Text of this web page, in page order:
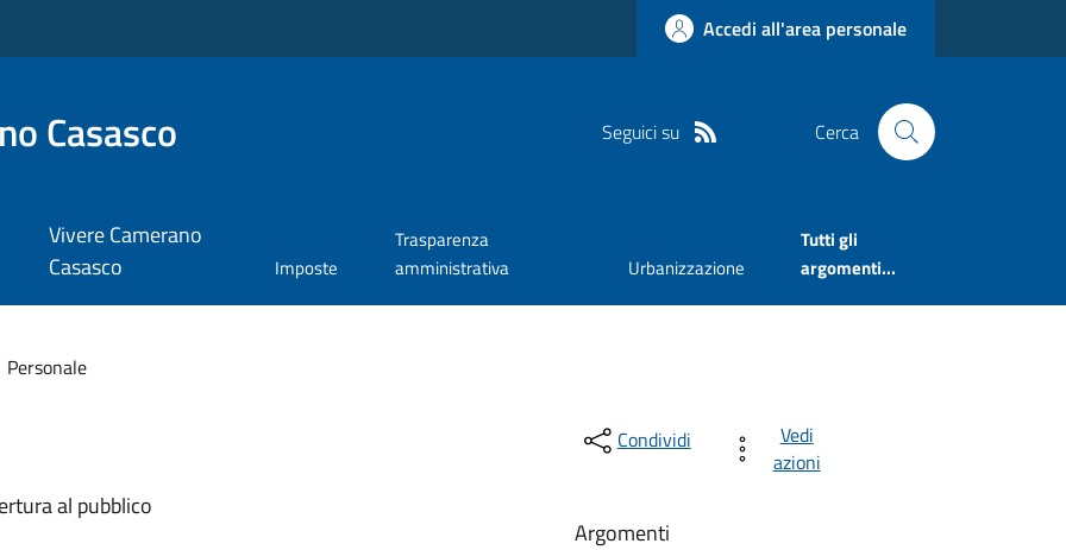
Accedi all'area personale
Casasco Seguici su Cerca
Vivere Camerano
Casasco
Imposte
Trasparenza
amministrativa
Urbanizzazione
Tutti gli
argomenti...
Personale
al pubblico
Condividi
Vedi
azioni
Argomenti